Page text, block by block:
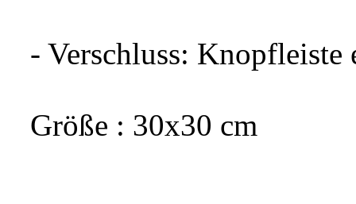
- Verschluss: Knopfleiste
Größe : 30x30 cm